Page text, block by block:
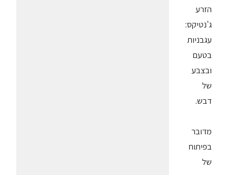
הזרע
ג'נטיקס:
עגבניות
בטעם
ובצבע
של
דבש.
מדובר
בפיתוח
של